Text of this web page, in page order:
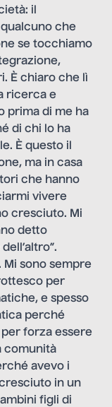
il
che
se tocchiamo
È chiaro che lì
ricerca e
prima di me ha
di chi lo ha
È questo il
ma in casa
che hanno
vivere
cresciuto. Mi
detto
Mi sono sempre
per
e spesso
perché
forza essere
comunità
avevo i
in un
figli di